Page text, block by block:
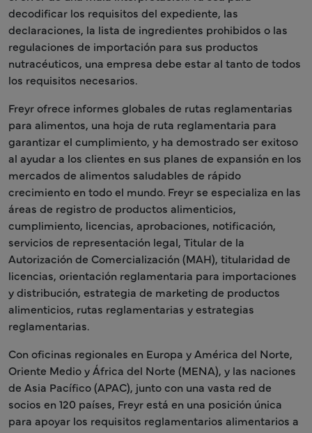
decodificar los requisitos del expediente, las
declaraciones, la lista de ingredientes prohibidos o las
regulaciones de importación para sus productos
nutracéuticos, una empresa debe estar al tanto de todos
los requisitos necesarios.
Freyr ofrece informes globales de rutas reglamentarias
para alimentos, una hoja de ruta reglamentaria para
garantizar el cumplimiento, y ha demostrado ser exitoso
al ayudar a los clientes en sus planes de expansión en los
mercados de alimentos saludables de rápido
crecimiento en todo el mundo. Freyr se especializa en las
áreas de registro de productos alimenticios,
cumplimiento, licencias, aprobaciones, notificación,
servicios de representación legal, Titular de la
Autorización de Comercialización (MAH), titularidad de
licencias, orientación reglamentaria para importaciones
y distribución, estrategia de marketing de productos
alimenticios, rutas reglamentarias y estrategias
reglamentarias.
Con oficinas regionales en Europa y América del Norte,
Oriente Medio y África del Norte (MENA), y las naciones
de Asia Pacífico (APAC), junto con una vasta red de
socios en 120 países, Freyr está en una posición única
para apoyar los requisitos reglamentarios alimentarios a